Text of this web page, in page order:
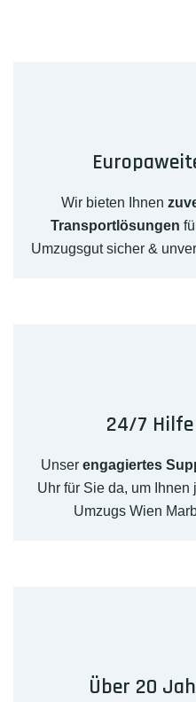
Wir bieten Ihnen
Transportlösungen
Umzugsgut sicher &
24/7
Unser engagiertes
Uhr für Sie da, um
Umzugs Wien
Über 20